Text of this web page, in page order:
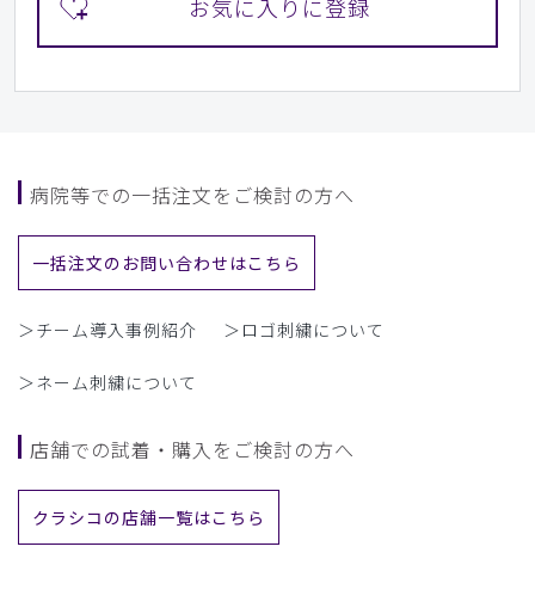
病院等での一括注文をご検討の方へ
一括注文のお問い合わせはこちら
＞チーム導入事例紹介 ＞ロゴ刺繍について
＞ネーム刺繍について
店舗での試着・購入をご検討の方へ
クラシコの店舗一覧はこちら